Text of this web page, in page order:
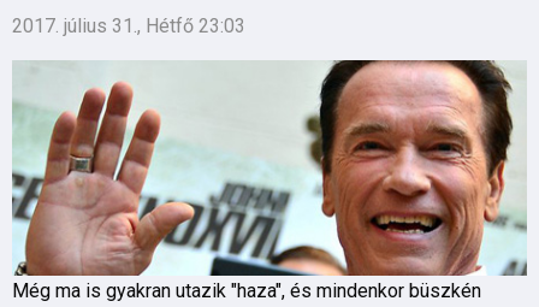
2017. július 31., Hétfő 23:03
Még ma is gyakran utazik "haza", és mindenkor büszkén